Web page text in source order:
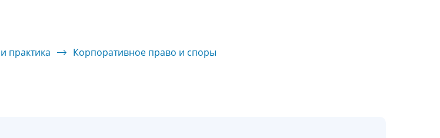
практика Корпоративное право и споры